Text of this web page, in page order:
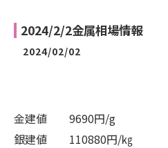
2024/2/2金属相場情報
2024/02/02
金建値 9690円/g
銀建値 110880円/㎏